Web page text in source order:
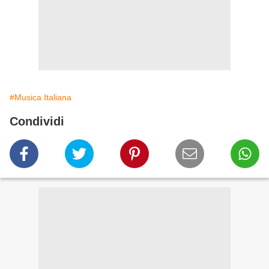
#Musica Italiana
Condividi